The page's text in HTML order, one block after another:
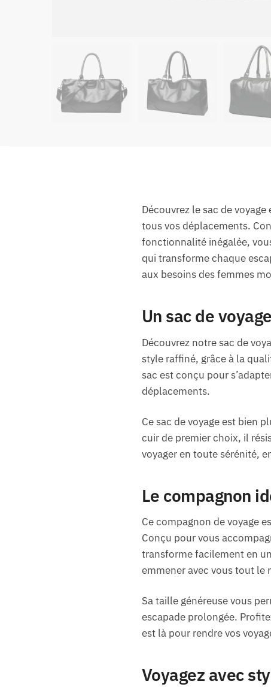
Découvrez le sac de
tous vos déplacements.
fonctionnalité inégalée,
qui transforme chaque
aux besoins des femmes
Un sac de
Découvrez notre sac de
style raffiné, grâce à la
sac est conçu pour
déplacements.
Ce sac de voyage est bien
cuir de premier choix, il
voyager en toute sérénité,
Le compagnon
Ce compagnon de voyage
Conçu pour vous
transforme facilement en
emmener avec vous tout le
Sa taille généreuse vous
escapade prolongée.
est là pour rendre vos
Voyagez avec